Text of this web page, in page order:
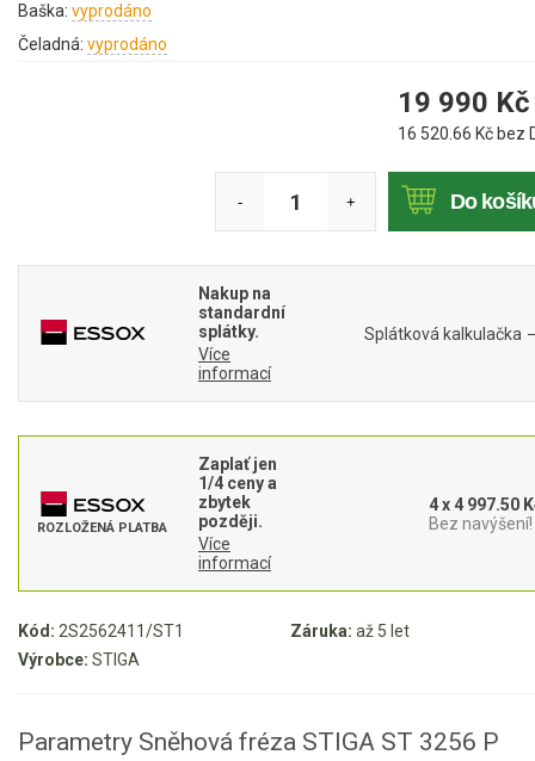
Robotické sekačky
Křovinořezy a vyžínače
Benzínové křovinořezy a vyžínače
Motorové pily
Aku pily
Jednoruční pily
Aku křovinořezy a vyžínače
Aku sekačky
Kód: 2S2562411/ST1 Záruka: až 5 let
Výrobce: STIGA
Baška: vyprodáno
Čeladná: vyprodáno
19 990 Kč
16 520.66 Kč bez
- + Do
Nakup na
standardní
splátky.
Více
informací
Splátková kalkulačka
ROZLOŽENÁ PLATBA
Zaplať jen
1/4 ceny a
zbytek
později.
Více
informací
4 x 4 997.50
Bez navýšení!
Parametry Sněhová fréza STIGA ST 3256 P